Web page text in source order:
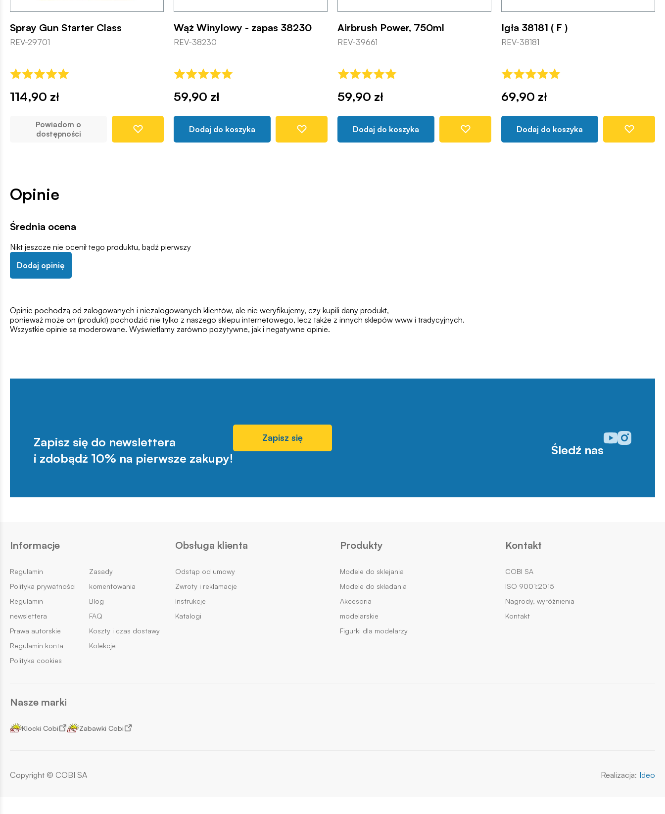
Spray Gun Starter Class
REV-29701
114,90 zł
Powiadom o
dostępności
Wąż Winylowy - zapas 38230
REV-38230
59,90 zł
Dodaj do koszyka
Airbrush Power, 750ml
REV-39661
59,90 zł
Dodaj do koszyka
Igła 38181 ( F )
REV-38181
69,90 zł
Dodaj do koszyka
Opinie
Średnia ocena
Nikt jeszcze nie ocenił tego produktu, bądź pierwszy
Dodaj opinię
Opinie pochodzą od zalogowanych i niezalogowanych klientów, ale nie weryfikujemy, czy kupili dany produkt,
ponieważ może on (produkt) pochodzić nie tylko z naszego sklepu internetowego, lecz także z innych sklepów www i tradycyjnych.
Wszystkie opinie są moderowane. Wyświetlamy zarówno pozytywne, jak i negatywne opinie.
Zapisz się do newslettera
i zdobądź 10% na pierwsze zakupy!
Zapisz się
Śledź nas
Odwiedź nasz
Odwiedź
Informacje
Regulamin
Polityka prywatności
Regulamin
newslettera
Prawa autorskie
Regulamin konta
Polityka cookies
Zasady
komentowania
Blog
FAQ
Koszty i czas dostawy
Kolekcje
Obsługa klienta
Odstąp od umowy
Zwroty i reklamacje
Instrukcje
Katalogi
Produkty
Modele do sklejania
Modele do składania
Akcesoria
modelarskie
Figurki dla modelarzy
Kontakt
COBI SA
ISO 9001:2015
Nagrody, wyróżnienia
Kontakt
Nasze marki
Klocki Cobi Zabawki Cobi
Copyright © COBI SA Realizacja: Ideo